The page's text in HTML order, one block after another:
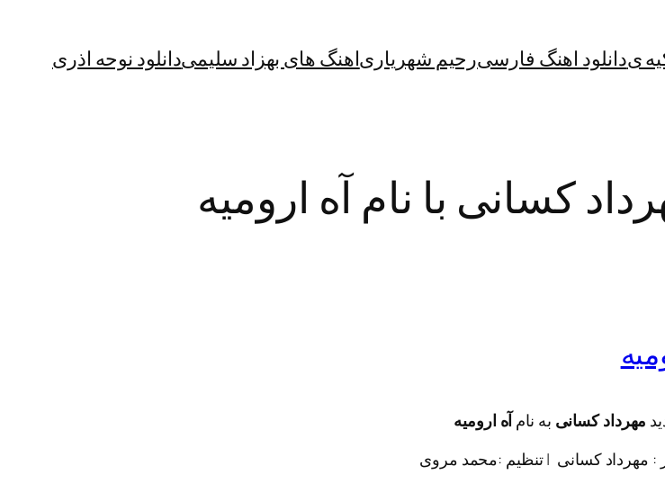
یدانلود اهنگ فارسیرحیم شهریاریاهنگ های بهزاد سلیمیدانلود نوحه اذری
کسانی با نام آه ارومیه
مهرداد کسانی به نامآه ارومیه
: مهرداد کسانی | تنظیم :محمد مروی